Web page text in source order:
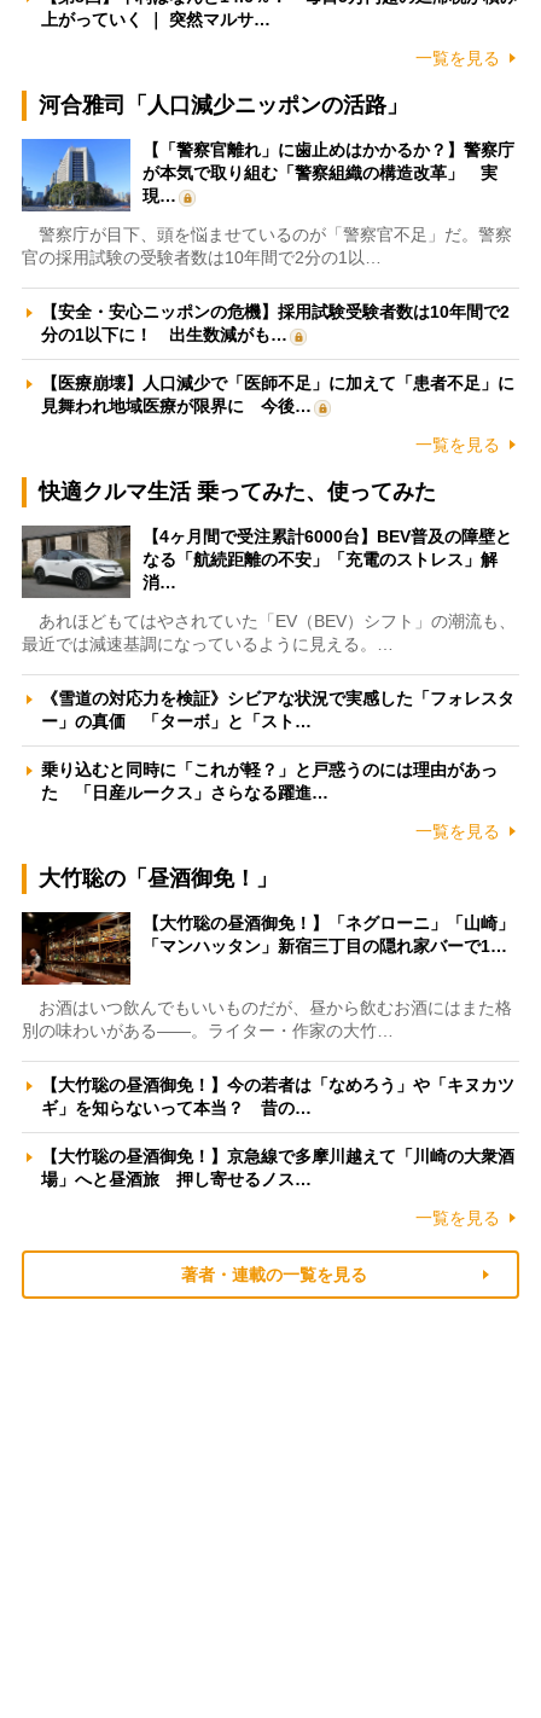
上がっていく ｜ 突然マルサ…
一覧を見る
河合雅司「人口減少ニッポンの活路」
【「警察官離れ」に歯止めはかかるか？】警察庁
が本気で取り組む「警察組織の構造改革」 実
現…
警察庁が目下、頭を悩ませているのが「警察官不足」だ。警察
官の採用試験の受験者数は10年間で2分の1以…
【安全・安心ニッポンの危機】採用試験受験者数は10年間で2
分の1以下に！ 出生数減がも…
【医療崩壊】人口減少で「医師不足」に加えて「患者不足」に
見舞われ地域医療が限界に 今後…
一覧を見る
快適クルマ生活 乗ってみた、使ってみた
【4ヶ月間で受注累計6000台】BEV普及の障壁と
なる「航続距離の不安」「充電のストレス」解
消…
あれほどもてはやされていた「EV（BEV）シフト」の潮流も、
最近では減速基調になっているように見える。…
《雪道の対応力を検証》シビアな状況で実感した「フォレスタ
ー」の真価 「ターボ」と「スト…
乗り込むと同時に「これが軽？」と戸惑うのには理由があっ
た 「日産ルークス」さらなる躍進…
一覧を見る
大竹聡の「昼酒御免！」
【大竹聡の昼酒御免！】「ネグローニ」「山崎」
「マンハッタン」新宿三丁目の隠れ家バーで1…
お酒はいつ飲んでもいいものだが、昼から飲むお酒にはまた格
別の味わいがある――。ライター・作家の大竹…
【大竹聡の昼酒御免！】今の若者は「なめろう」や「キヌカツ
ギ」を知らないって本当？ 昔の…
【大竹聡の昼酒御免！】京急線で多摩川越えて「川崎の大衆酒
場」へと昼酒旅 押し寄せるノス…
一覧を見る
著者・連載の一覧を見る